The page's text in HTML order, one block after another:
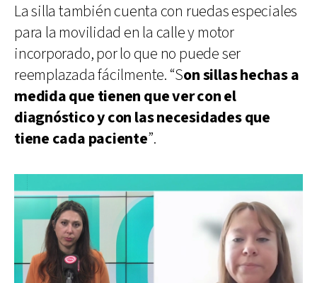
La silla también cuenta con ruedas especiales
para la movilidad en la calle y motor
incorporado, por lo que no puede ser
reemplazada fácilmente. “Son sillas hechas a
medida que tienen que ver con el
diagnóstico y con las necesidades que
tiene cada paciente”.